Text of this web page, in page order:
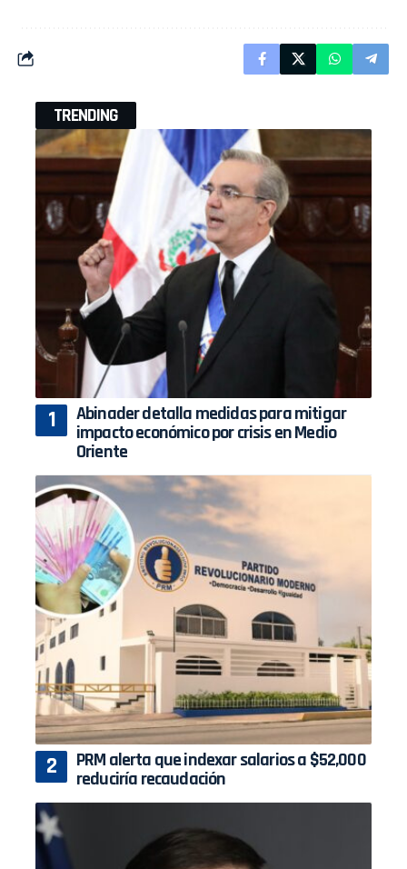
TRENDING
Abinader detalla medidas para mitigar
impacto económico por crisis en Medio
Oriente
PRM alerta que indexar salarios a $52,000
reduciría recaudación